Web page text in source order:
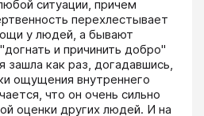
ситуации, причем
перехлестывает
у людей, а бывают
и причинить добро"
зашла как раз, догадавшись,
ощущения внутреннего
что он очень сильно
оценки других людей. И на